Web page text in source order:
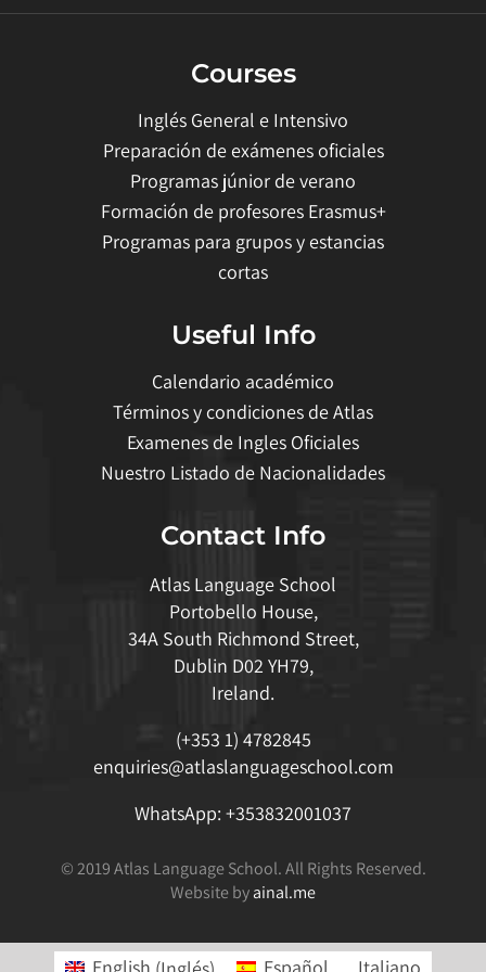
Courses
Inglés General e Intensivo
Preparación de exámenes oficiales
Programas júnior de verano
Formación de profesores Erasmus+
Programas para grupos y estancias
cortas
Useful Info
Calendario académico
Términos y condiciones de Atlas
Examenes de Ingles Oficiales
Nuestro Listado de Nacionalidades
Contact Info
Atlas Language School
Portobello House,
34A South Richmond Street,
Dublin D02 YH79,
Ireland.
(+353 1) 4782845
enquiries@atlaslanguageschool.com
WhatsApp: +353832001037
© 2019 Atlas Language School. All Rights Reserved.
Website byainal.me